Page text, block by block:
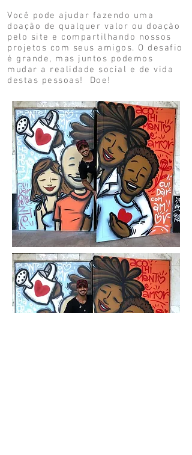
Você pode ajudar fazendo uma
doação de qualquer valor ou doação
pelo site e compartilhando nossos
projetos com seus amigos. O desafio
é grande, mas juntos podemos
mudar a realidade social e de vida
destas pessoas! Doe!